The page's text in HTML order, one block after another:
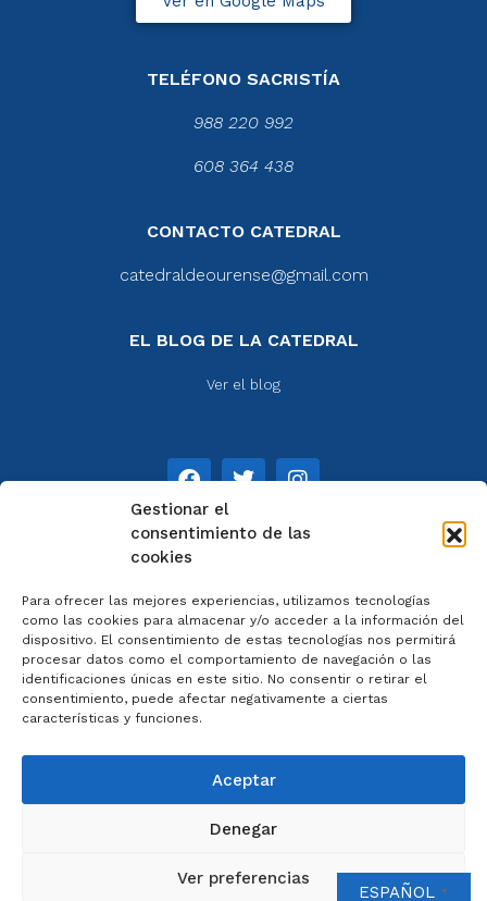
Gestionar el
consentimiento de las
cookies
Para ofrecer las mejores experiencias, utilizamos tecnologías
como las cookies para almacenar y/o acceder a la información del
dispositivo. El consentimiento de estas tecnologías nos permitirá
procesar datos como el comportamiento de navegación o las
identificaciones únicas en este sitio. No consentir o retirar el
consentimiento, puede afectar negativamente a ciertas
características y funciones.
Aceptar
Denegar
Ver preferencias
TELÉFONO SACRISTÍA
988 220 992
608 364 438
CONTACTO CATEDRAL
catedraldeourense@gmail.com
EL BLOG DE LA CATEDRAL
Ver el blog
Aviso legal
Política de privacidad
Cookies
Colaboradores
Condiciones generales
2023 © Catedral de Ourense – web porArtisplendore
ESPAÑOL ▼